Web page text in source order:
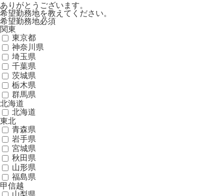
ありがとうございます。
希望勤務地を教えてください。
希望勤務地必須
関東
東京都
神奈川県
埼玉県
千葉県
茨城県
栃木県
群馬県
北海道
北海道
東北
青森県
岩手県
宮城県
秋田県
山形県
福島県
甲信越
山梨県